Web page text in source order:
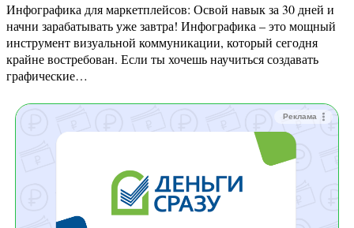
Инфографика для маркетплейсов: Освой навык за 30 дней и
начни зарабатывать уже завтра! Инфографика – это мощный
инструмент визуальной коммуникации, который сегодня
крайне востребован. Если ты хочешь научиться создавать
графические…
Реклама